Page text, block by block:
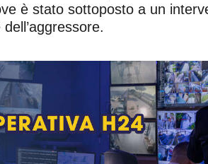
è stato sottoposto a un